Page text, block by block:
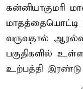
கன்னியாகுமரி
மாதத்தையொட்டி
வருவதால்
பகுதிகளில்
உற்பத்தி இரண்டு